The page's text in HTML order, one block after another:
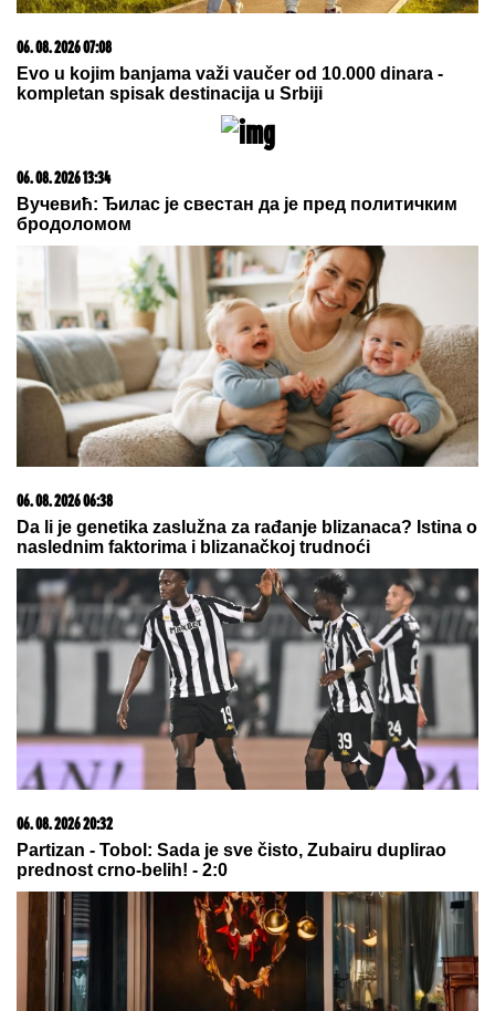
06. 08. 2026 19:57
Partizan - Tobol: Sek se iskupio i pogodio za vođstvo
06. 08. 2026 07:08
Evo u kojim banjama važi vaučer od 10.000 dinara -
06. 08. 2026 13:34
Вучевић: Ђилас је свестан да је пред политичким
бродоломом